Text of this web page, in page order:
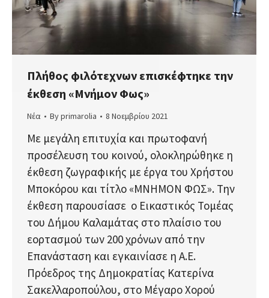
Πλήθος φιλότεχνων επισκέφτηκε την
έκθεση «Μνήμον Φως»
Νέα Byprimarolia 8 Νοεμβρίου 2021
Με μεγάλη επιτυχία και πρωτοφανή
προσέλευση του κοινού, ολοκληρώθηκε η
έκθεση ζωγραφικής με έργα του Χρήστου
Μποκόρου και τίτλο «ΜΝΗΜΟΝ ΦΩΣ». Την
έκθεση παρουσίασε ο Εικαστικός Τομέας
του Δήμου Καλαμάτας στο πλαίσιο του
εορτασμού των 200 χρόνων από την
Επανάσταση και εγκαινίασε η Α.Ε.
Πρόεδρος της Δημοκρατίας Κατερίνα
Σακελλαροπούλου, στο Μέγαρο Χορού